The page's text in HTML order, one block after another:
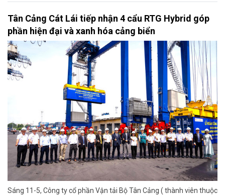
Tân Cảng Cát Lái tiếp nhận 4 cẩu RTG Hybrid góp
phần hiện đại và xanh hóa cảng biển
Sáng 11-5, Công ty cổ phần Vận tải Bộ Tân Cảng ( thành viên thuộc